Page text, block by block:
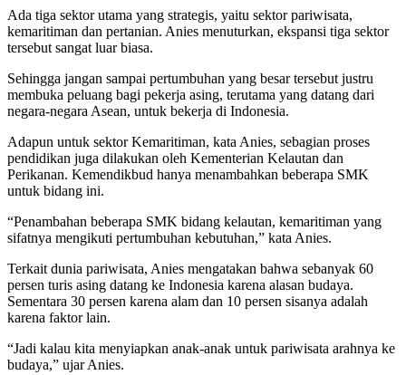
Ada tiga sektor utama yang strategis, yaitu sektor pariwisata,
kemaritiman dan pertanian. Anies menuturkan, ekspansi tiga sektor
tersebut sangat luar biasa.
Sehingga jangan sampai pertumbuhan yang besar tersebut justru
membuka peluang bagi pekerja asing, terutama yang datang dari
negara-negara Asean, untuk bekerja di Indonesia.
Adapun untuk sektor Kemaritiman, kata Anies, sebagian proses
pendidikan juga dilakukan oleh Kementerian Kelautan dan
Perikanan. Kemendikbud hanya menambahkan beberapa SMK
untuk bidang ini.
“Penambahan beberapa SMK bidang kelautan, kemaritiman yang
sifatnya mengikuti pertumbuhan kebutuhan,” kata Anies.
Terkait dunia pariwisata, Anies mengatakan bahwa sebanyak 60
persen turis asing datang ke Indonesia karena alasan budaya.
Sementara 30 persen karena alam dan 10 persen sisanya adalah
karena faktor lain.
“Jadi kalau kita menyiapkan anak-anak untuk pariwisata arahnya ke
budaya,” ujar Anies.